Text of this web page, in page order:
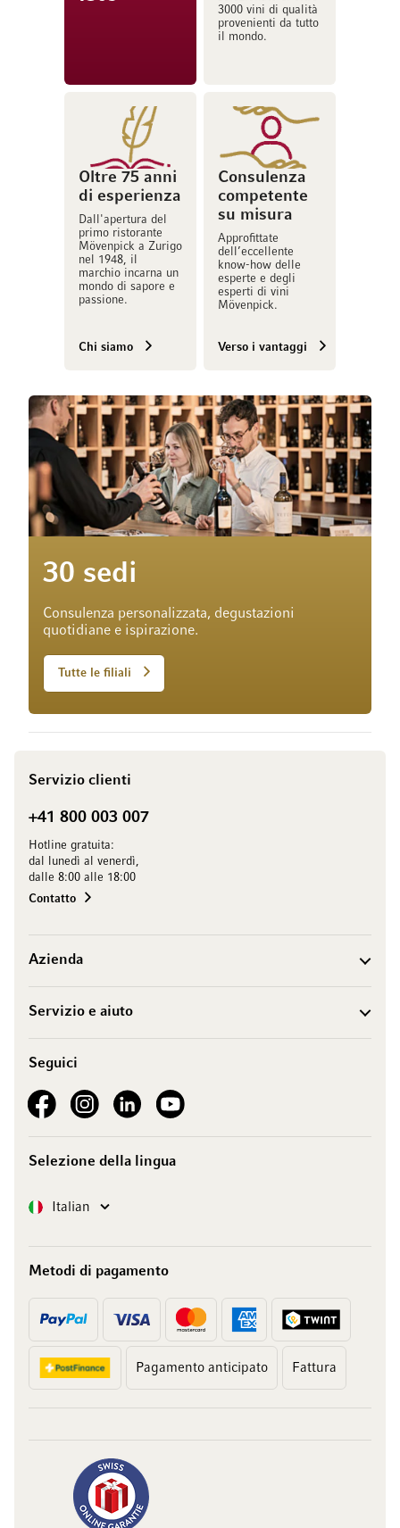
3000 vini di qualità
provenienti da tutto
il mondo.
Oltre 75 anni
di esperienza
Dall'apertura del
primo ristorante
Mövenpick a Zurigo
nel 1948, il
marchio incarna un
mondo di sapore e
passione.
Chi siamo
Consulenza
competente
su misura
Approfittate
dell’eccellente
know-how delle
esperte e degli
esperti di vini
Mövenpick.
Verso i vantaggi
30 sedi
Consulenza personalizzata, degustazioni
quotidiane e ispirazione.
Tutte le filiali
Servizio clienti
+41 800 003 007
Hotline gratuita:
dal lunedì al venerdì,
dalle 8:00 alle 18:00
Contatto
Azienda
Servizio e aiuto
Seguici
See our FacebookSee our Instagram account
See our LinkedInSee our YouTube channel
Selezione della lingua
Lingua Italian
Metodi di pagamento
Pagamento anticipato Fattura